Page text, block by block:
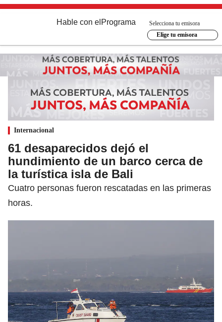
Hable con el Programa
Selecciona tu emisora
Elige tu emisora
Internacional
61 desaparecidos dejó el
hundimiento de un barco cerca de
la turística isla de Bali
Cuatro personas fueron rescatadas en las primeras
horas.